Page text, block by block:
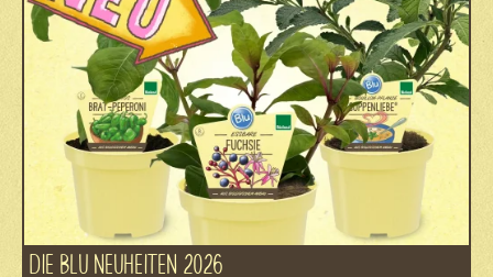
DIE BLU NEUHEITEN 2026